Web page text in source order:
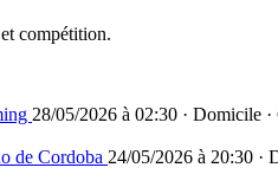
compétition.
28/05/2026 à 02:30 · Domicile ·
de Cordoba 24/05/2026 à 20:30 ·